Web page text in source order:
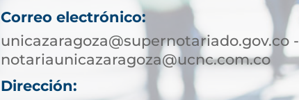
Correo electrónico:
unicazaragoza@supernotariado.gov.co -
notariaunicazaragoza@ucnc.com.co
Dirección: